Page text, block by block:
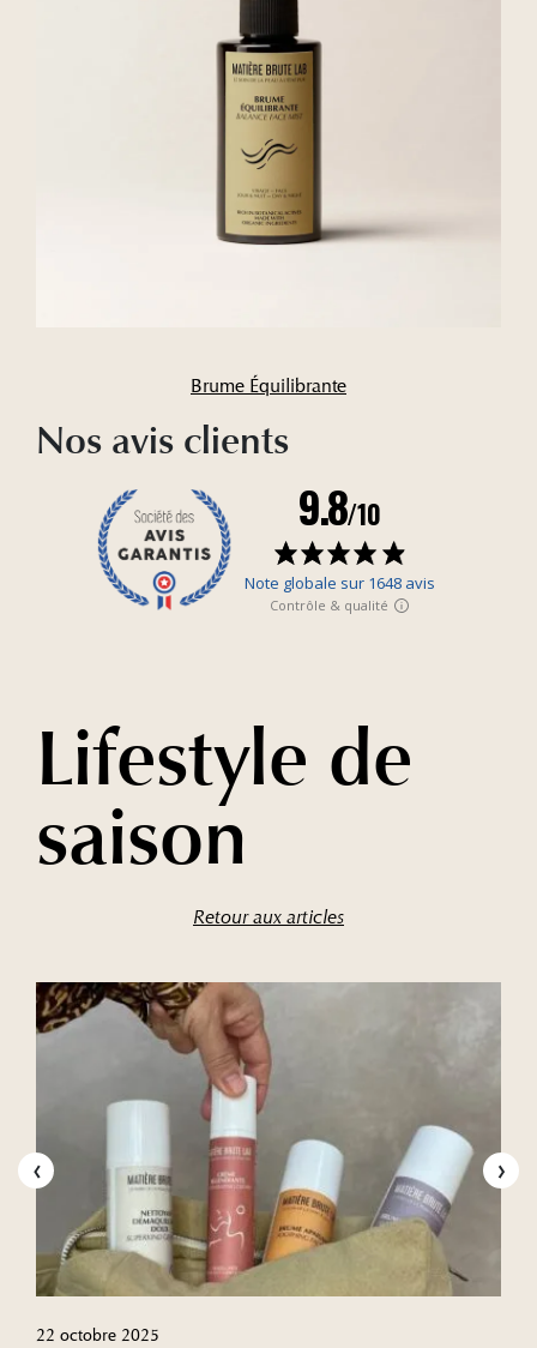
Brume Équilibrante
Nos avis clients
Lifestyle de
saison
22 octobre 2025
‹ ›
Retour aux articles